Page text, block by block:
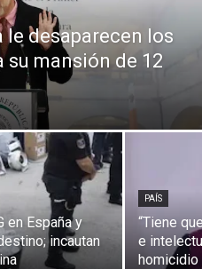
le desaparecen los
su mansión de 12
en España y
incautan
PAÍS
“Tiene
e
homicidio